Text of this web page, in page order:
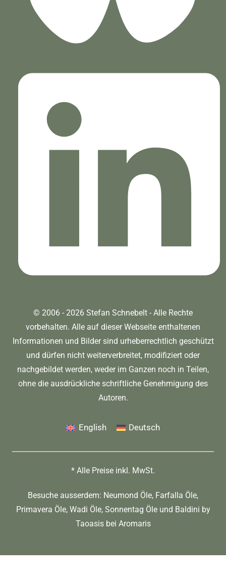
© 2006 - 2026 Stefan Schnebelt - Alle Rechte
vorbehalten. Alle auf dieser Webseite enthaltenen
Informationen und Bilder sind urheberrechtlich geschützt
und dürfen nicht weiterverbreitet, modifiziert oder
nachgebildet werden, weder im Ganzen noch in Teilen,
ohne die ausdrückliche schriftliche Genehmigung des
Autoren.
English Deutsch
* Alle Preise inkl. MwSt.
Besuche ausserdem: Neumond Öle, Farfalla Öle,
Primavera Öle, Wadi Öle, Sonnentag Öleund Baldini by
Taoasisbei Aromaris